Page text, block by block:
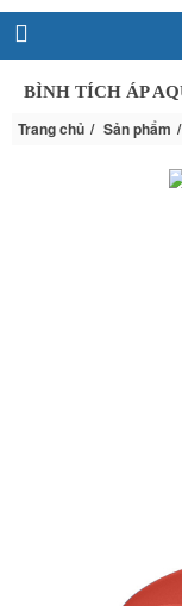
BÌNH TÍCH ÁP
Trang chủ Sản phẩm